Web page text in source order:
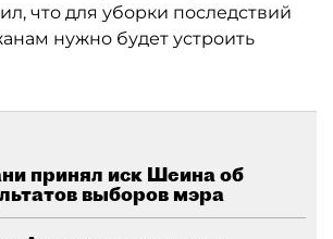
что для уборки последствий
нужно будет устроить
принял иск Шеина об
выборов мэра